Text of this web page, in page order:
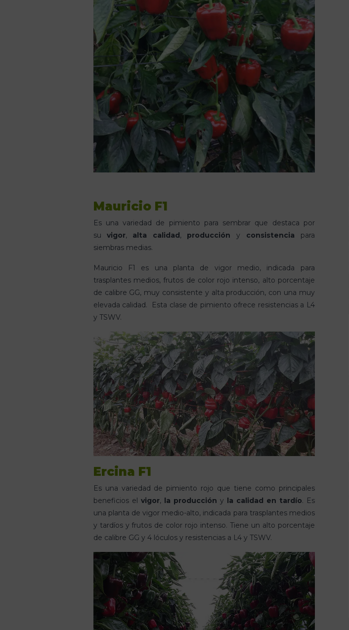
Mauricio F1
Es una variedad de pimiento para sembrar que destaca por
su vigor,alta calidad, producción y consistencia para
siembras medias.
Mauricio F1 es una planta de vigor medio, indicada para
trasplantes medios, frutos de color rojo intenso, alto porcentaje
de calibre GG, muy consistente y alta producción, con una muy
elevada calidad. Esta clase de pimiento ofrece resistencias a L4
y TSWV.
Ercina F1
Es una variedad de pimiento rojo que tiene como principales
beneficios el vigor, la producción y la calidad en tardío. Es
una planta de vigor medio-alto, indicada para trasplantes medios
y tardíos y frutos de color rojo intenso. Tiene un alto porcentaje
de calibre GG y 4 lóculos y resistencias a L4 y TSWV.